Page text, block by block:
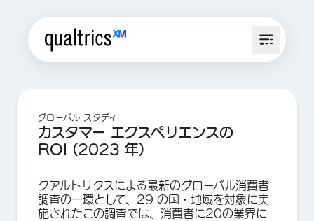
グローバル スタディ
カスタマー エクスペリエンスの
ROI (2023 年)
クアルトリクスによる最新のグローバル消費者
調査の一環として、29 の国・地域を対象に実
施されたこの調査では、消費者に20の業界に